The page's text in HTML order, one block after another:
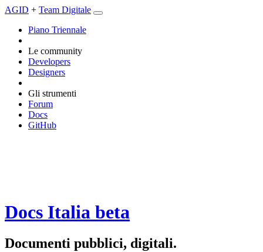
AGID + Team Digitale
Piano Triennale
Le community
Developers
Designers
Gli strumenti
Forum
Docs
GitHub
Docs Italia beta
Documenti pubblici, digitali.